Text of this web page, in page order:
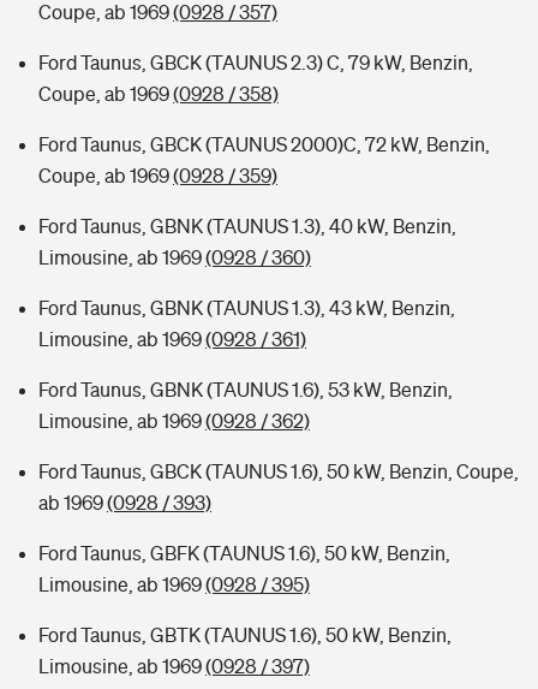
Coupe, ab 1969(0928 / 357)
Ford Taunus, GBCK (TAUNUS 2.3) C, 79 kW, Benzin,
Coupe, ab 1969(0928 / 358)
Ford Taunus, GBCK (TAUNUS 2000)C, 72 kW, Benzin,
Coupe, ab 1969(0928 / 359)
Ford Taunus, GBNK (TAUNUS 1.3), 40 kW, Benzin,
Limousine, ab 1969(0928 / 360)
Ford Taunus, GBNK (TAUNUS 1.3), 43 kW, Benzin,
Limousine, ab 1969(0928 / 361)
Ford Taunus, GBNK (TAUNUS 1.6), 53 kW, Benzin,
Limousine, ab 1969(0928 / 362)
Ford Taunus, GBCK (TAUNUS 1.6), 50 kW, Benzin, Coupe,
ab 1969(0928 / 393)
Ford Taunus, GBFK (TAUNUS 1.6), 50 kW, Benzin,
Limousine, ab 1969(0928 / 395)
Ford Taunus, GBTK (TAUNUS 1.6), 50 kW, Benzin,
Limousine, ab 1969(0928 / 397)